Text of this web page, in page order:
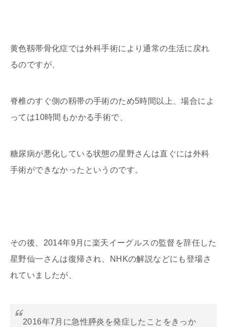
黄色靱帯骨化症では外科手術により通常の生活に戻れ
るのですが、
脊椎のすぐ側の靱帯の手術のため5時間以上、場合によ
っては10時間もかかる手術で、
糖尿病が悪化している状態の星野さんは直ぐには外科
手術ができなかったというのです。
その後、2014年9月に楽天イーグルスの監督を辞任した
星野仙一さんは復帰され、NHKの解説などにも登場さ
れていましたが、
2016年7月に急性膵炎を発症したことをきっか